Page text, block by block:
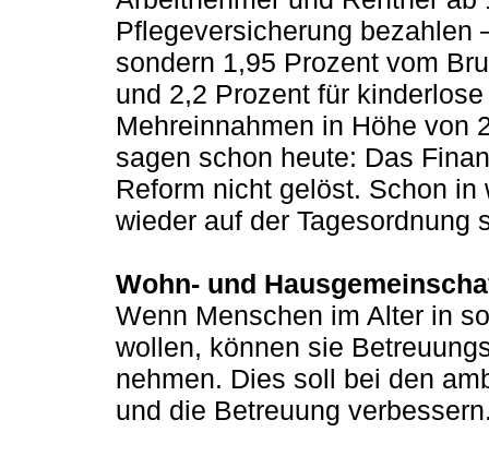
Pflegeversicherung
sondern 1,95 Prozent vom
und 2,2 Prozent für
Mehreinnahmen in Höhe von
sagen schon heute: Das
Reform nicht gelöst. Schon
wieder auf der Tagesordnung
Wohn- und
Wenn Menschen im Alter in
wollen, können sie
nehmen. Dies soll bei den
und die Betreuung